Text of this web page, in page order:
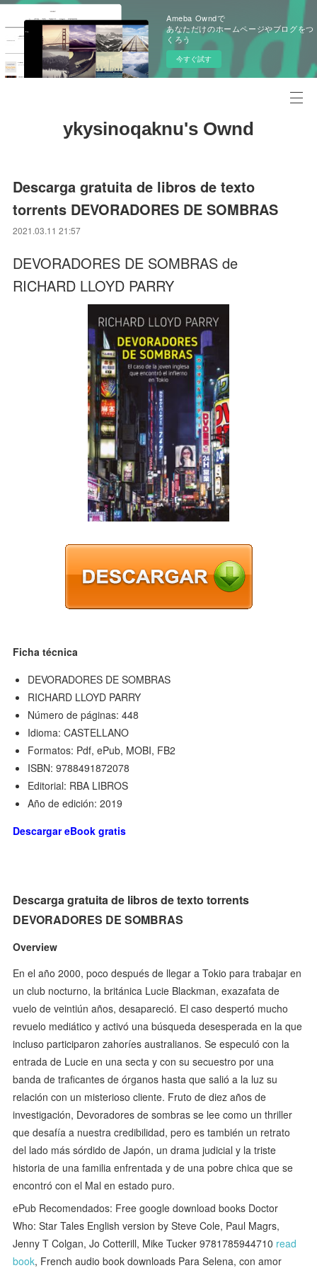
Ameba Owndで
あなただけのホームページやブログをつ
くろう
今すぐ試す
ykysinoqaknu's Ownd
Descarga gratuita de libros de texto
torrents DEVORADORES DE SOMBRAS
2021.03.11 21:57
DEVORADORES DE SOMBRAS de
RICHARD LLOYD PARRY
Ficha técnica
DEVORADORES DE SOMBRAS
RICHARD LLOYD PARRY
Número de páginas: 448
Idioma: CASTELLANO
Formatos: Pdf, ePub, MOBI, FB2
ISBN: 9788491872078
Editorial: RBA LIBROS
Año de edición: 2019
Descargar eBook gratis
Descarga gratuita de libros de texto torrents
DEVORADORES DE SOMBRAS
Overview
En el año 2000, poco después de llegar a Tokio para trabajar en
un club nocturno, la británica Lucie Blackman, exazafata de
vuelo de veintiún años, desapareció. El caso despertó mucho
revuelo mediático y activó una búsqueda desesperada en la que
incluso participaron zahoríes australianos. Se especuló con la
entrada de Lucie en una secta y con su secuestro por una
banda de traficantes de órganos hasta que salió a la luz su
relación con un misterioso cliente. Fruto de diez años de
investigación, Devoradores de sombras se lee como un thriller
que desafía a nuestra credibilidad, pero es también un retrato
del lado más sórdido de Japón, un drama judicial y la triste
historia de una familia enfrentada y de una pobre chica que se
encontró con el Mal en estado puro.
ePub Recomendados: Free google download books Doctor
Who: Star Tales English version by Steve Cole, Paul Magrs,
Jenny T Colgan, Jo Cotterill, Mike Tucker 9781785944710 read
book, French audio book downloads Para Selena, con amor